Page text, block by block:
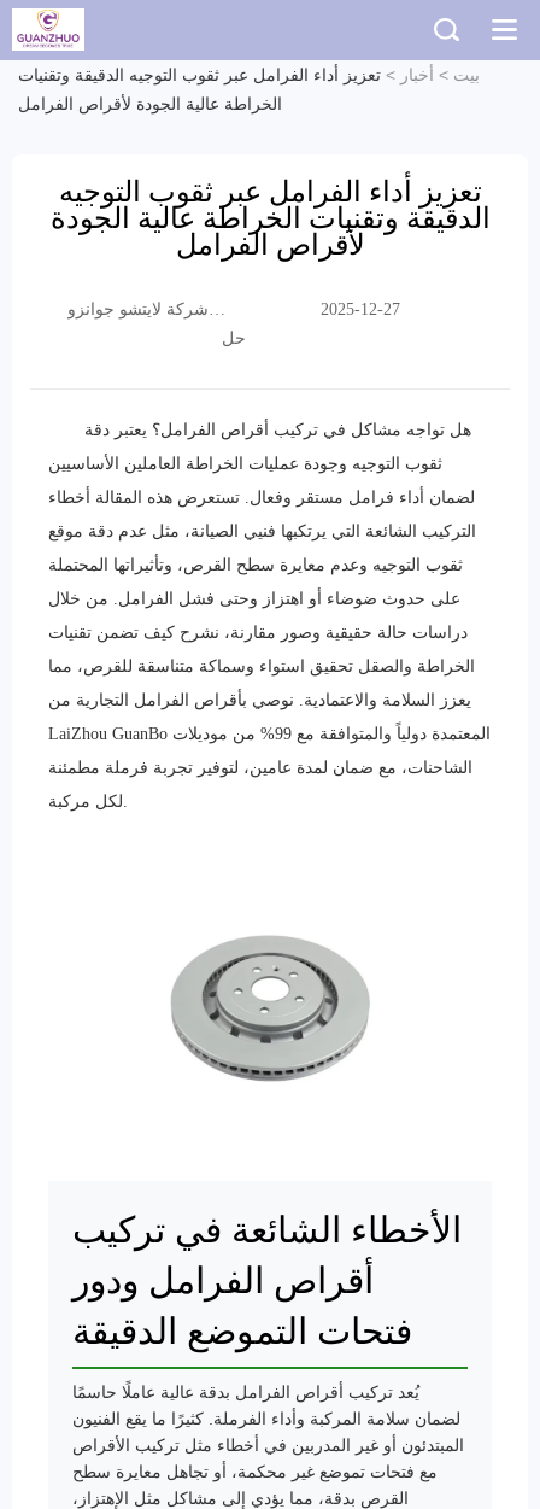
بيت > أخبار > تعزيز أداء الفرامل عبر ثقوب التوجيه الدقيقة وتقنيات
الخراطة عالية الجودة لأقراص الفرامل
تعزيز أداء الفرامل عبر ثقوب التوجيه
الدقيقة وتقنيات الخراطة عالية الجودة
لأقراص الفرامل
شركة لايتشو جوانزو
2025-12-27
حل
هل تواجه مشاكل في تركيب أقراص الفرامل؟ يعتبر دقة
ثقوب التوجيه وجودة عمليات الخراطة العاملين الأساسيين
لضمان أداء فرامل مستقر وفعال. تستعرض هذه المقالة أخطاء
التركيب الشائعة التي يرتكبها فنيي الصيانة، مثل عدم دقة موقع
ثقوب التوجيه وعدم معايرة سطح القرص، وتأثيراتها المحتملة
على حدوث ضوضاء أو اهتزاز وحتى فشل الفرامل. من خلال
دراسات حالة حقيقية وصور مقارنة، نشرح كيف تضمن تقنيات
الخراطة والصقل تحقيق استواء وسماكة متناسقة للقرص، مما
يعزز السلامة والاعتمادية. نوصي بأقراص الفرامل التجارية من
LaiZhou GuanBo المعتمدة دولياً والمتوافقة مع 99% من موديلات
الشاحنات، مع ضمان لمدة عامين، لتوفير تجربة فرملة مطمئنة
لكل مركبة.
الأخطاء الشائعة في تركيب
أقراص الفرامل ودور
فتحات التموضع الدقيقة
يُعد تركيب أقراص الفرامل بدقة عالية عاملًا حاسمًا
لضمان سلامة المركبة وأداء الفرملة. كثيرًا ما يقع الفنيون
المبتدئون أو غير المدربين في أخطاء مثل تركيب الأقراص
مع فتحات تموضع غير محكمة، أو تجاهل معايرة سطح
القرص بدقة، مما يؤدي إلى مشاكل مثل الإهتزاز،